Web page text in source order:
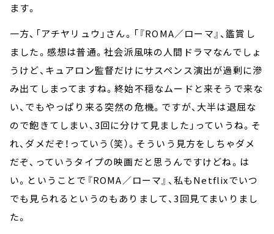
ます。
一方、「アチヤリュウ」さん。「『ROMA／ローマ』、鑑賞し
ました。感想は普通。社会派風味の人間ドラマなんでしょ
うけど、キュアロン監督だけにサスペンス演出が過剰に滲
み出てしまってますね。終始不穏なムードと来そうで来な
い、でもやっぱり来る突然の危機。ですが、大半は退屈な
ので飽きてしまい、3回に分けて見ました」っていうね。そ
れ、ダメだぞ！っていう（笑）。そういう見方をしちゃダメ
だぞ、っていうタイプの映画だと思うんですけどね。は
い。ということで『ROMA／ローマ』、私もNetflixでいつ
でも見られるというのもありまして、3回見てまいりまし
た。